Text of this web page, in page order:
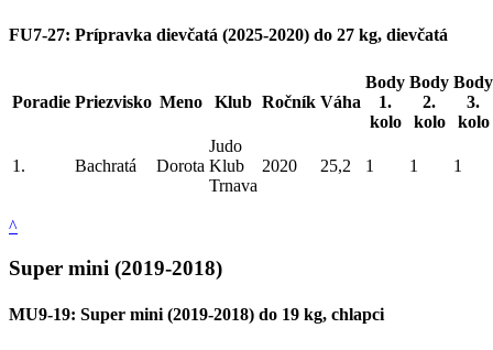
FU7-27: Prípravka dievčatá (2025-2020) do 27 kg, dievčatá
Poradie Priezvisko Meno Klub Ročník Váha
Body
1.
kolo
Body
2.
kolo
Body
3.
kolo
1. Bachratá Dorota
Judo
Klub
Trnava
2020 25,2 1 1 1
^
Super mini (2019-2018)
MU9-19: Super mini (2019-2018) do 19 kg, chlapci